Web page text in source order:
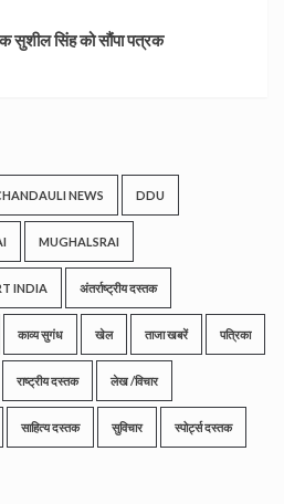
सुशील सिंह को सौंपा पत्रक
NEWS DDU
MUGHALSRAI
INDIA अंतर्राष्ट्रीय दस्तक
काव्य सुगंध खेल ताजा खबरें पत्रिका
राष्ट्रीय दस्तक लेख /विचार
साहित्य दस्तक सुविचार स्पोर्ट्स दस्तक